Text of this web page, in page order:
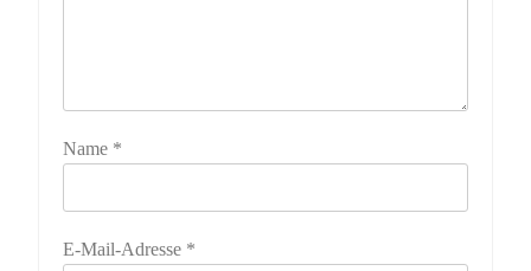
Name *
E-Mail-Adresse *